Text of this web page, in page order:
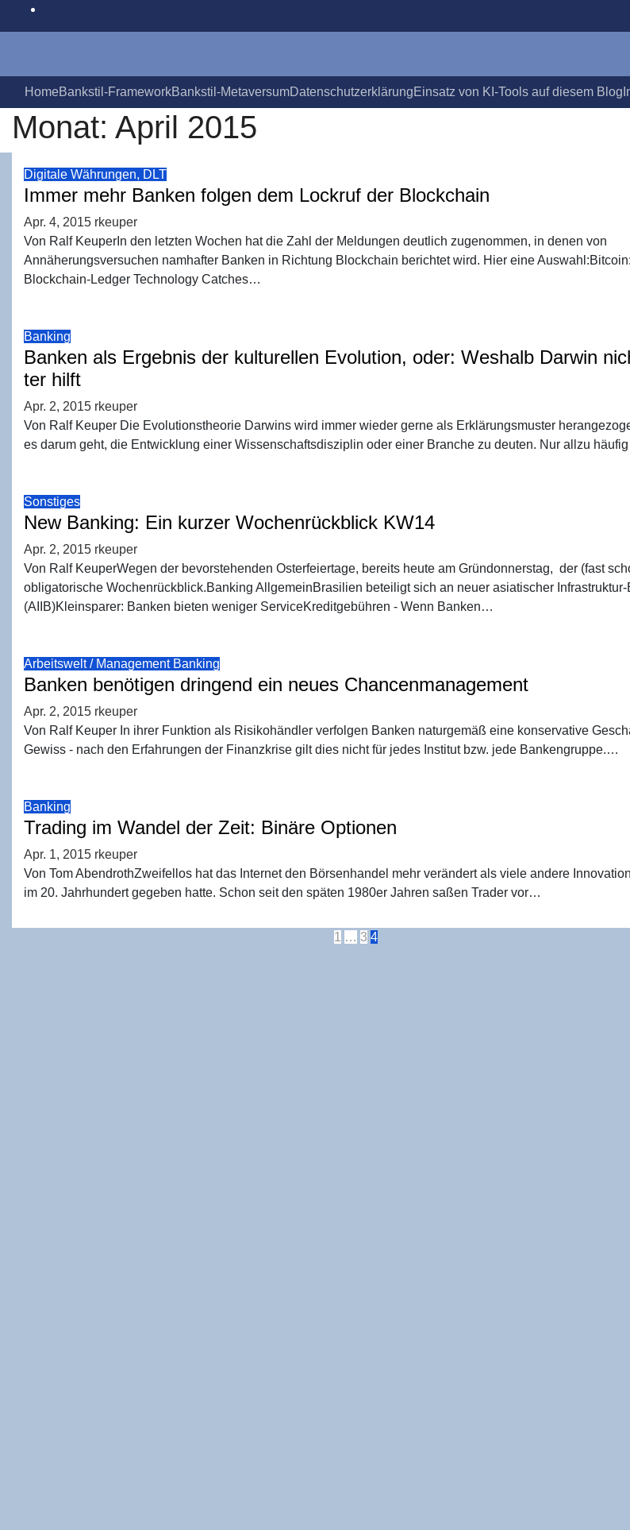
HomeBank­stil-Frame­workBank­stil-Meta­ver­sumDaten­schutz­er­klä­rungEin­satz von KI-Tools auf die­sem Blog
Monat: April 2015
Digitale Währungen, DLT
Immer mehr Ban­ken fol­gen dem Lock­ruf der Blockchain
Apr. 4, 2015 rkeuper
Von Ralf KeuperIn den letzten Wochen hat die Zahl der Meldungen deutlich zugenommen, in denen von
Annäherungsversuchen namhafter Banken in Richtung Blockchain berichtet wird. Hier eine Auswahl:Bitcoin:
Blockchain-Ledger Technology Catches…
Banking
Ban­ken als Ergeb­nis der kul­tu­rel­len Evo­lu­ti­on, oder: Wes­halb Dar­win
ter hilft
Apr. 2, 2015 rkeuper
Von Ralf Keuper Die Evolutionstheorie Darwins wird immer wieder gerne als Erklärungsmuster
es darum geht, die Entwicklung einer Wissenschaftsdisziplin oder einer Branche zu deuten. Nur allzu
Sonstiges
New Ban­king: Ein kur­zer Wochen­rück­blick KW14
Apr. 2, 2015 rkeuper
Von Ralf KeuperWegen der bevorstehenden Osterfeiertage, bereits heute am Gründonnerstag, der (fast
obligatorische Wochenrückblick.Banking AllgemeinBrasilien beteiligt sich an neuer asiatischer Infrastruktur-
(AIIB)Kleinsparer: Banken bieten weniger ServiceKreditgebühren - Wenn Banken…
Arbeitswelt / Management Banking
Ban­ken benö­ti­gen drin­gend ein neu­es Chancenmanagement
Apr. 2, 2015 rkeuper
Von Ralf Keuper In ihrer Funktion als Risikohändler verfolgen Banken naturgemäß eine konservative
Gewiss - nach den Erfahrungen der Finanzkrise gilt dies nicht für jedes Institut bzw. jede Bankengruppe.…
Banking
Tra­ding im Wan­del der Zeit: Binä­re Optionen
Apr. 1, 2015 rkeuper
Von Tom AbendrothZweifellos hat das Internet den Börsenhandel mehr verändert als viele andere
im 20. Jahrhundert gegeben hatte. Schon seit den späten 1980er Jahren saßen Trader vor…
Seitennummerierung
1 … 3 4